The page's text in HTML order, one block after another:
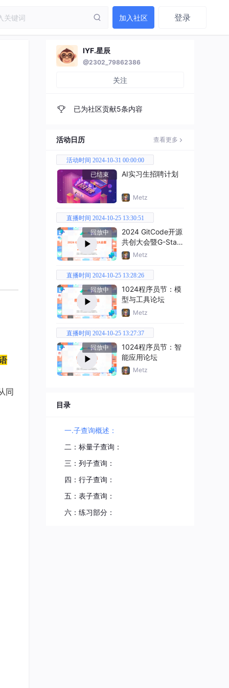
加入社区 登录
同
IYF.星辰
@2302_79862386
关注
已为社区贡献5条内容
活动日历 查看更多
活动时间 2024-10-31 00:00:00
已结束
AI实习生招聘计划
Metz
直播时间 2024-10-25 13:30:51
回放中
2024 GitCode开源
共创大会暨G-Star
嘉年华
Metz
直播时间 2024-10-25 13:28:26
回放中
1024程序员节：模
型与工具论坛
Metz
直播时间 2024-10-25 13:27:37
回放中
1024程序员节：智
能应用论坛
Metz
目录
一.子查询概述：
二：标量子查询：
三：列子查询：
四：行子查询：
五：表子查询：
六：练习部分：